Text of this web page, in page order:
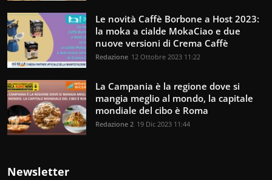
Le novità Caffè Borbone a Host 2023:
la moka a cialde MokaCiao e due
nuove versioni di Crema Caffè
Redazione 12 Ottobre 2023 11:22
La Campania è la regione dove si
mangia meglio al mondo, la capitale
mondiale del cibo è Roma
Redazione 2 19 Dic 2023 11:44
Newsletter